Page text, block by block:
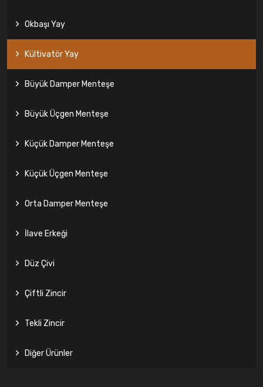
Okbaşı Yay
Kültivatör Yay
Büyük Damper Menteşe
Büyük Üçgen Menteşe
Küçük Damper Menteşe
Küçük Üçgen Menteşe
Orta Damper Menteşe
İlave Erkeği
Düz Çivi
Çiftli Zincir
Tekli Zincir
Diğer Ürünler